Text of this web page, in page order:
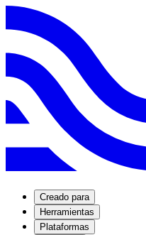
Creado para
Herramientas
Plataformas